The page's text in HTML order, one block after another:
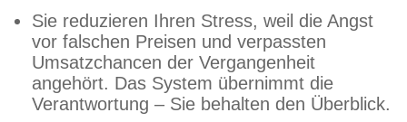
Sie reduzieren Ihren Stress, weil die Angst
vor falschen Preisen und verpassten
Umsatzchancen der Vergangenheit
angehört. Das System übernimmt die
Verantwortung – Sie behalten den Überblick.